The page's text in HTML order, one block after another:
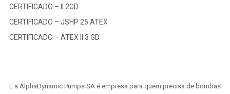
CERTIFICADO – II 2GD
CERTIFICADO – JSHP 25 ATEX
CERTIFICADO – ATEX II 3 GD
E a AlphaDynamic Pumps SA é empresa para quem precisa de bombas